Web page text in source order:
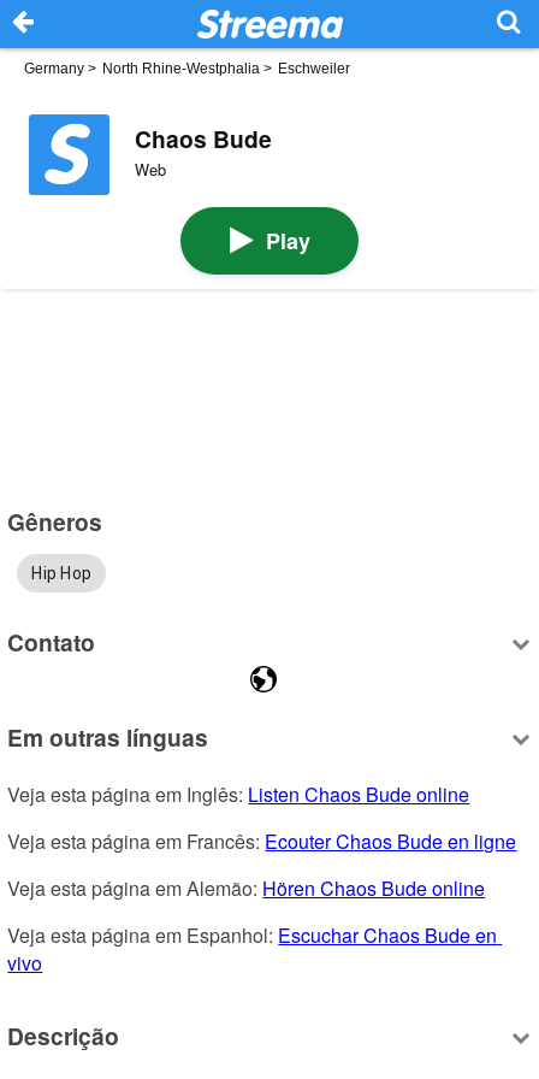
Germany > North Rhine-Westphalia > Eschweiler
Chaos Bude
Web
Play
Gêneros
Hip Hop
Contato
Em outras línguas
Veja esta página em Inglês: Listen Chaos Bude online
Veja esta página em Francês: Ecouter Chaos Bude en ligne
Veja esta página em Alemão: Hören Chaos Bude online
Veja esta página em Espanhol: Escuchar Chaos Bude en
vivo
Descrição